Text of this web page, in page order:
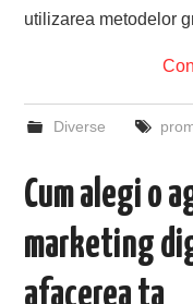
utilizarea metodelor
Diverse
Cum alegi o
marketing